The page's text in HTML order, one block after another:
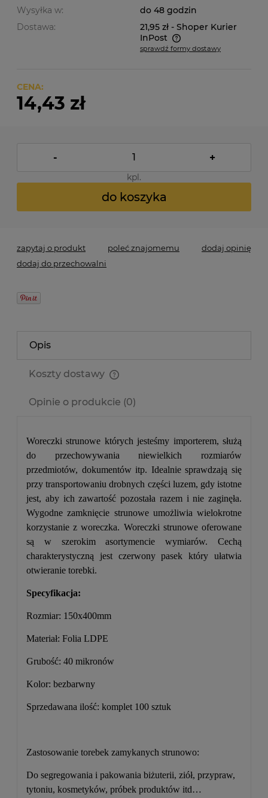
Wysyłka w:
do 48 godzin
Dostawa:
21,95 zł - Shoper Kurier
InPost
Cena nie zawiera ewentualnych kosztów płatności
sprawdź formy dostawy
CENA:
14,43 zł
- +
kpl.
do koszyka
zapytaj o produkt poleć znajomemu
dodaj opinię
dodaj do przechowalni
Opis
Koszty dostawy
Opinie o produkcie (0)
Woreczki strunowe których jesteśmy importerem, służą
do przechowywania niewielkich rozmiarów
przedmiotów, dokumentów itp. Idealnie sprawdzają się
przy transportowaniu drobnych części luzem, gdy istotne
jest, aby ich zawartość pozostała razem i nie zaginęła.
Wygodne zamknięcie strunowe umożliwia wielokrotne
korzystanie z woreczka. Woreczki strunowe oferowane
są w szerokim asortymencie wymiarów. Cechą
charakterystyczną jest czerwony pasek który ułatwia
otwieranie torebki.
Specyfikacja:
Rozmiar: 150x400mm
Materiał: Folia LDPE
Grubość: 40 mikronów
Kolor: bezbarwny
Sprzedawana ilość: komplet 100 sztuk
Zastosowanie torebek zamykanych strunowo:
Do segregowania i pakowania biżuterii, ziół, przypraw,
tytoniu, kosmetyków, próbek produktów itd…